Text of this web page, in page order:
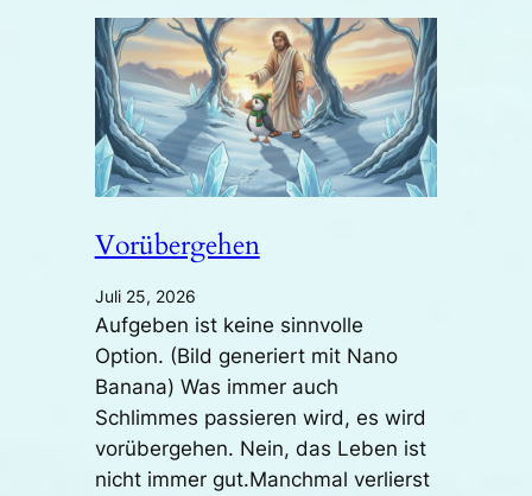
Vorübergehen
Juli 25, 2026
Aufgeben ist keine sinnvolle
Option. (Bild generiert mit Nano
Banana) Was immer auch
Schlimmes passieren wird, es wird
vorübergehen. Nein, das Leben ist
nicht immer gut.Manchmal verlierst